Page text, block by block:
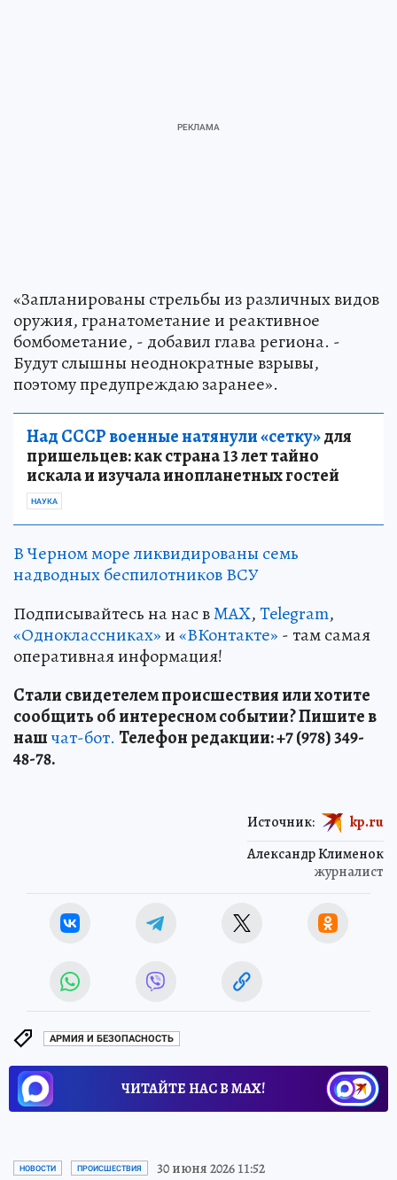
«Запланированы стрельбы из различных видов
оружия, гранатометание и реактивное
бомбометание, - добавил глава региона. -
Будут слышны неоднократные взрывы,
поэтому предупреждаю заранее».
Над СССР военные натянули «сетку»для
пришельцев: как страна 13 лет тайно
искала и изучала инопланетных гостей
НАУКА
В Черном море ликвидированы семь
надводных беспилотников ВСУ
Подписывайтесь на нас вMAX,Telegram,
«Одноклассниках»и«ВКонтакте» - там самая
оперативная информация!
Стали свидетелем происшествия или хотите
сообщить об интересном событии? Пишите в
нашчат-бот. Телефон редакции: +7 (978) 349-
48-78.
Александр Клименок
журналист
Источник: kp.ru
АРМИЯ И БЕЗОПАСНОСТЬ
ЧИТАЙТЕ НАС В МАХ!
НОВОСТИ ПРОИСШЕСТВИЯ 30 июня 2026 11:52